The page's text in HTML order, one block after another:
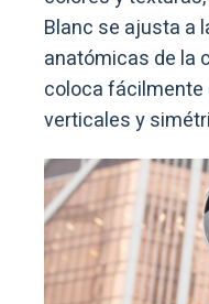
Blanc se ajusta a
anatómicas de la
coloca
verticales y